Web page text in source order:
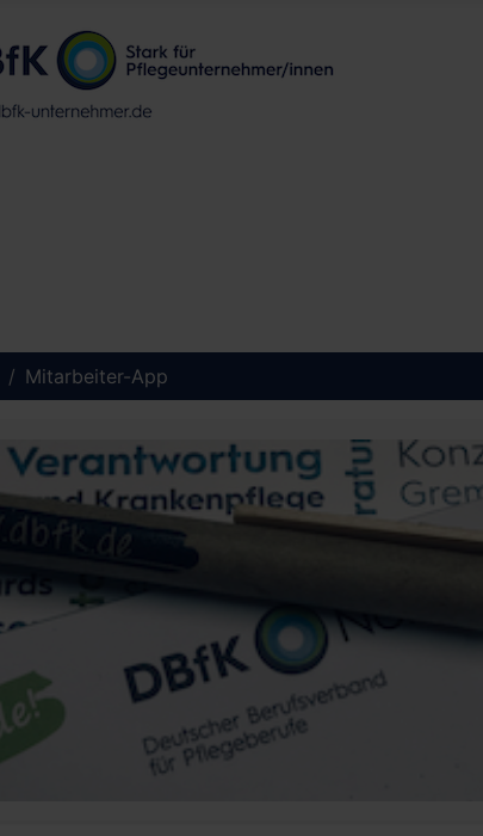
Mitarbeiter-App